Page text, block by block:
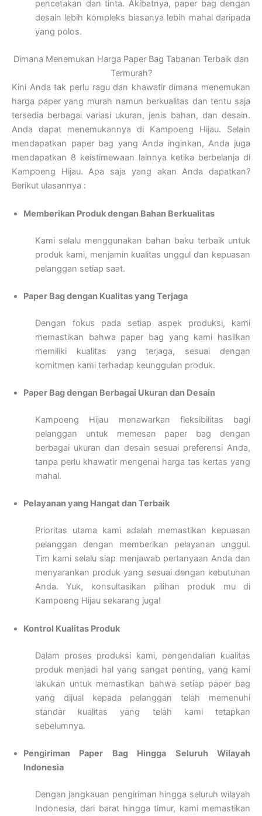
pencetakan dan tinta. Akibatnya, paper bag dengan
desain lebih kompleks biasanya lebih mahal daripada
yang polos.
Dimana Menemukan Harga Paper Bag Tabanan Terbaik dan
Termurah?
Kini Anda tak perlu ragu dan khawatir dimana menemukan
harga paper yang murah namun berkualitas dan tentu saja
tersedia berbagai variasi ukuran, jenis bahan, dan desain.
Anda dapat menemukannya di Kampoeng Hijau. Selain
mendapatkan paper bag yang Anda inginkan, Anda juga
mendapatkan 8 keistimewaan lainnya ketika berbelanja di
Kampoeng Hijau. Apa saja yang akan Anda dapatkan?
Berikut ulasannya :
Memberikan Produk dengan Bahan Berkualitas
Kami selalu menggunakan bahan baku terbaik untuk
produk kami, menjamin kualitas unggul dan kepuasan
pelanggan setiap saat.
Paper Bag dengan Kualitas yang Terjaga
Dengan fokus pada setiap aspek produksi, kami
memastikan bahwa paper bag yang kami hasilkan
memiliki kualitas yang terjaga, sesuai dengan
komitmen kami terhadap keunggulan produk.
Paper Bag dengan Berbagai Ukuran dan Desain
Kampoeng Hijau menawarkan fleksibilitas bagi
pelanggan untuk memesan paper bag dengan
berbagai ukuran dan desain sesuai preferensi Anda,
tanpa perlu khawatir mengenai harga tas kertas yang
mahal.
Pelayanan yang Hangat dan Terbaik
Prioritas utama kami adalah memastikan kepuasan
pelanggan dengan memberikan pelayanan unggul.
Tim kami selalu siap menjawab pertanyaan Anda dan
menyarankan produk yang sesuai dengan kebutuhan
Anda. Yuk, konsultasikan pilihan produk mu di
Kampoeng Hijau sekarang juga!
Kontrol Kualitas Produk
Dalam proses produksi kami, pengendalian kualitas
produk menjadi hal yang sangat penting, yang kami
lakukan untuk memastikan bahwa setiap paper bag
yang dijual kepada pelanggan telah memenuhi
standar kualitas yang telah kami tetapkan
sebelumnya.
Pengiriman Paper Bag Hingga Seluruh Wilayah
Indonesia
Dengan jangkauan pengiriman hingga seluruh wilayah
Indonesia, dari barat hingga timur, kami memastikan